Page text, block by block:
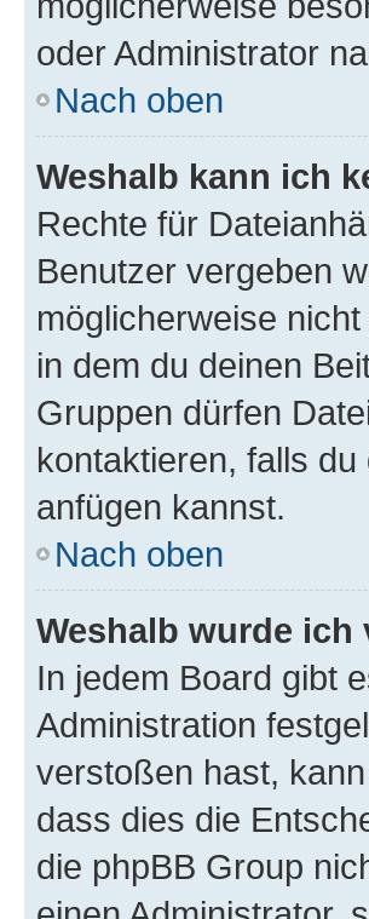
oder Administrator
Nach oben
Weshalb kann ich
Rechte für
Benutzer vergeben
möglicherweise
in dem du deinen
Gruppen dürfen
kontaktieren, falls
anfügen kannst.
Nach oben
Weshalb wurde ich
In jedem Board gibt
Administration
verstoßen hast,
dass dies die
die phpBB Group